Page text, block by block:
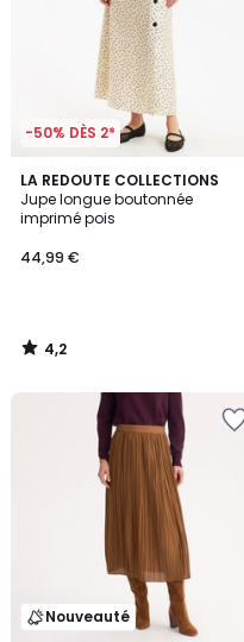
-50% DÈS 2*
LA REDOUTE COLLECTIONS
Jupe longue boutonnée
imprimé pois
44,99 €
4,2
/ 5
4,2
/
Nouveauté